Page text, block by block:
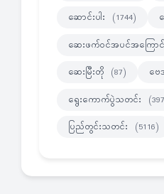
ဆောင်းပါး (1744)
ဆေးဖက်ဝင်အပင်အကြောင်
ဆေးမြီးတို (87) ဗေ
ရွေးကောက်ပွဲသတင်း
ပြည်တွင်းသတင်း (5116)